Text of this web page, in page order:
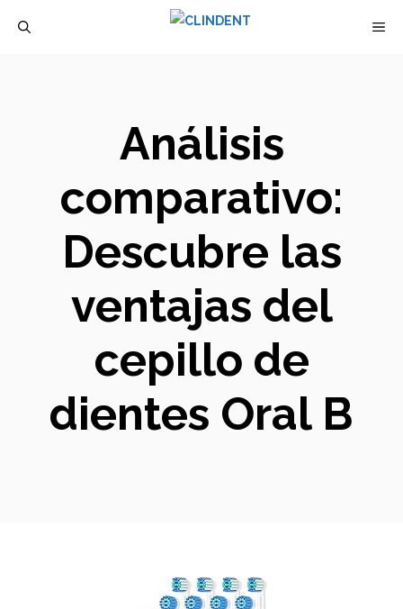
Análisis
comparativo:
Descubre las
ventajas del
cepillo de
dientes Oral B